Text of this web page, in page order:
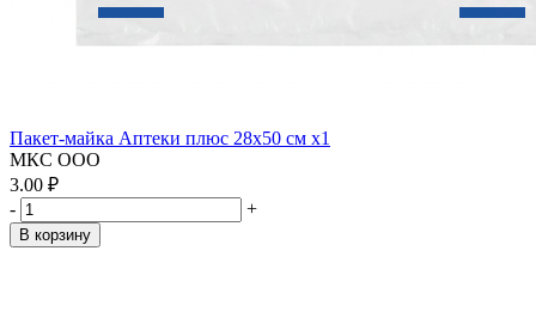
Пакет-майка Аптеки плюс 28х50 см x1
МКС ООО
3.00 ₽
-
+
В корзину